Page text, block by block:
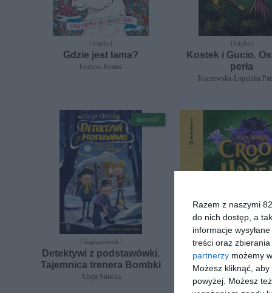
Razem z naszymi
do nich dostęp, a
informacje
treści oraz
partnerzy możemy
Możesz kliknąć,
powyżej. Możesz
[ książka ]
Gdzie jest lama?
Frances Evans
[ książka ]
Kostek i Gucio.
perła
Kuczewska-Łopińska
nowość
[ książka, e-book ]
Detektywi z podstawówki.
Tajemnica trenera Bombki
Alicja Sinicka
[ książka, audiobook, e-
Akademia
Niezdobyta
J.J. Arcanjo